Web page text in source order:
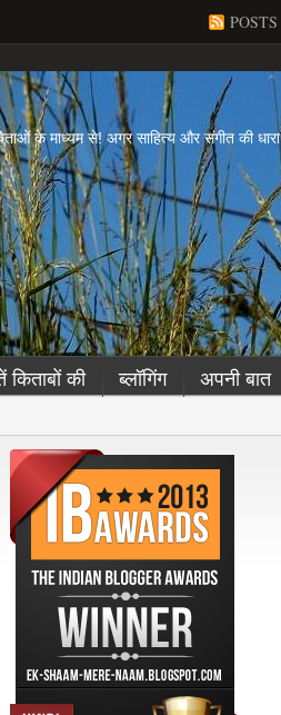
POSTS
के माध्यम से! अगर साहित्य और संगीत की
किताबों की ब्लॉगिंग अपनी बात